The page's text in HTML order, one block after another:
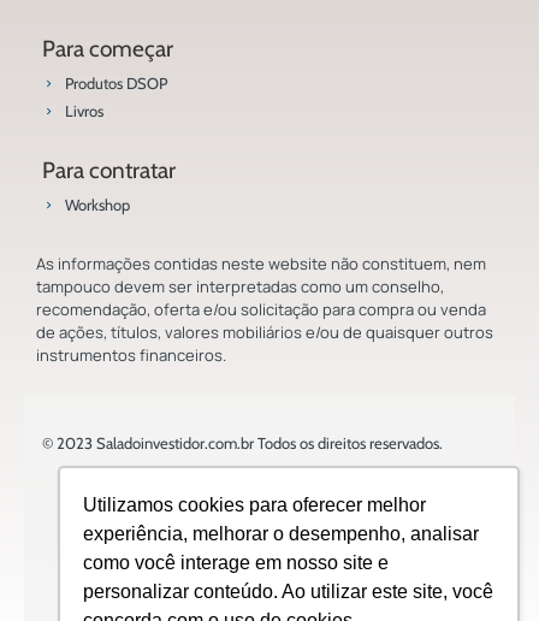
Utilizamos cookies para oferecer melhor
experiência, melhorar o desempenho, analisar
como você interage em nosso site e
personalizar conteúdo. Ao utilizar este site, você
Para começar
Produtos DSOP
Livros
Para contratar
Workshop
As informações contidas neste website não constituem, nem
tampouco devem ser interpretadas como um conselho,
recomendação, oferta e/ou solicitação para compra ou venda
de ações, títulos, valores mobiliários e/ou de quaisquer outros
instrumentos financeiros.
© 2023 Saladoinvestidor.com.br Todos os direitos reservados.
Design: